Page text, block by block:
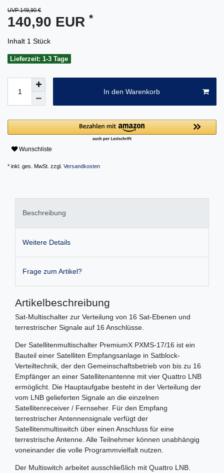
UVP 149,90 €
140,90 EUR *
Inhalt 1 Stück
Lieferzeit: 1-3 Tage
In den Warenkorb
Wunschliste
* inkl. ges. MwSt. zzgl. Versandkosten
Beschreibung
Weitere Details
Frage zum Artikel?
Artikelbeschreibung
Sat-Multischalter zur Verteilung von 16 Sat-Ebenen und
terrestrischer Signale auf 16 Anschlüsse.
Der Satellitenmultischalter PremiumX PXMS-17/16 ist ein
Bauteil einer Satelliten Empfangsanlage in Satblock-
Verteiltechnik, der den Gemeinschaftsbetrieb von bis zu 16
Empfänger an einer Satellitenantenne mit vier Quattro LNB
ermöglicht. Die Hauptaufgabe besteht in der Verteilung der
vom LNB gelieferten Signale an die einzelnen
Satellitenreceiver / Fernseher. Für den Empfang
terrestrischer Antennensignale verfügt der
Satellitenmultiswitch über einen Anschluss für eine
terrestrische Antenne. Alle Teilnehmer können unabhängig
voneinander die volle Programmvielfalt nutzen.
Der Multiswitch arbeitet ausschließlich mit Quattro LNB.